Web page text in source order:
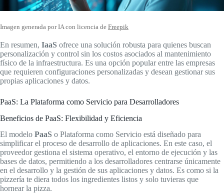
Imagen generada por IA con licencia de Freepik
En resumen, IaaS ofrece una solución robusta para quienes buscan
personalización y control sin los costos asociados al mantenimiento
físico de la infraestructura. Es una opción popular entre las empresas
que requieren configuraciones personalizadas y desean gestionar sus
propias aplicaciones y datos.
PaaS: La Plataforma como Servicio para Desarrolladores
Beneficios de PaaS: Flexibilidad y Eficiencia
El modelo PaaS o Plataforma como Servicio está diseñado para
simplificar el proceso de desarrollo de aplicaciones. En este caso, el
proveedor gestiona el sistema operativo, el entorno de ejecución y las
bases de datos, permitiendo a los desarrolladores centrarse únicamente
en el desarrollo y la gestión de sus aplicaciones y datos. Es como si la
pizzería te diera todos los ingredientes listos y solo tuvieras que
hornear la pizza.